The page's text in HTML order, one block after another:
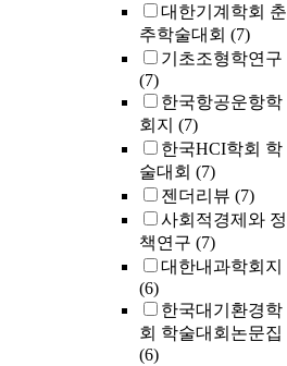
대한기계학회 춘
추학술대회 (7)
기초조형학연구
(7)
한국항공운항학
회지 (7)
한국HCI학회 학
술대회 (7)
젠더리뷰 (7)
사회적경제와 정
책연구 (7)
대한내과학회지
(6)
한국대기환경학
회 학술대회논문집
(6)